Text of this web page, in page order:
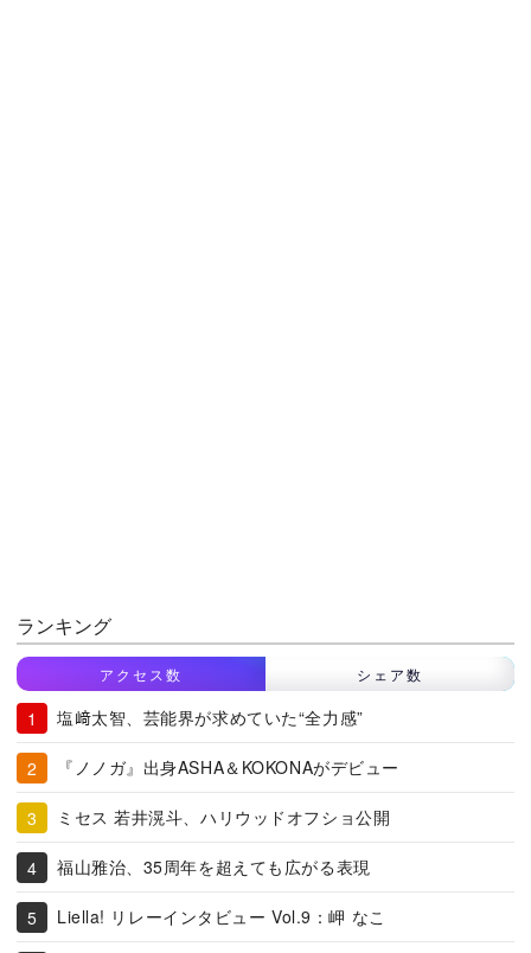
ランキング
アクセス数 シェア数
塩﨑太智、芸能界が求めていた“全力感”
『ノノガ』出身ASHA＆KOKONAがデビュー
ミセス 若井滉斗、ハリウッドオフショ公開
福山雅治、35周年を超えても広がる表現
Liella! リレーインタビュー Vol.9：岬 なこ